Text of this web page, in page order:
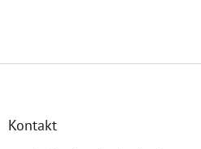
Kontakt